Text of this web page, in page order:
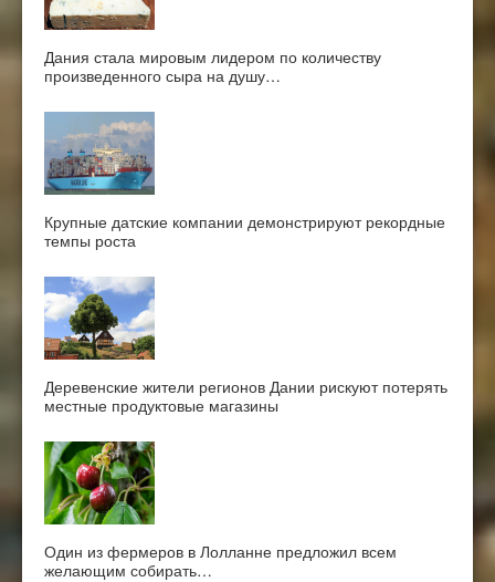
Дания стала мировым лидером по количеству
произведенного сыра на душу…
Крупные датские компании демонстрируют рекордные
темпы роста
Деревенские жители регионов Дании рискуют потерять
местные продуктовые магазины
Один из фермеров в Лолланне предложил всем
желающим собирать…